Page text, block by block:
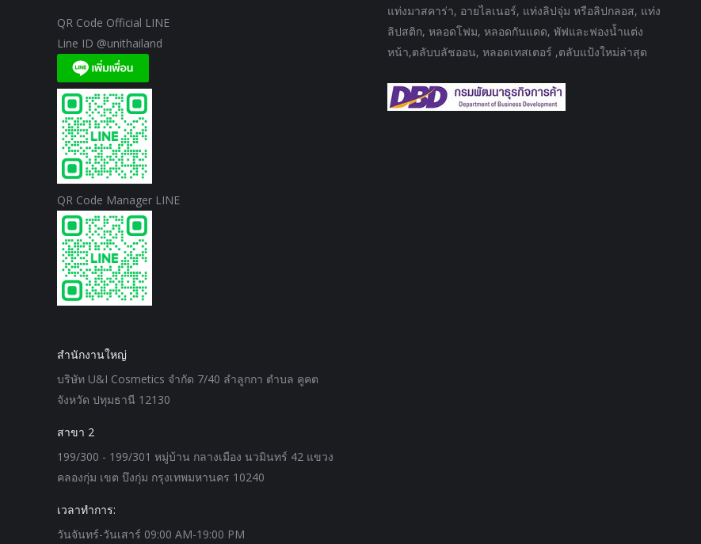
QR Code Official LINE
Line ID @unithailand
QR Code Manager LINE
สำนักงานใหญ่
บริษัท U&I Cosmetics จำกัด 7/40 ลำลูกกา ตำบล คูคต
จังหวัด ปทุมธานี 12130
สาขา 2
199/300 - 199/301 หมู่บ้าน กลางเมือง นวมินทร์ 42 แขวง
คลองกุ่ม เขต บึงกุ่ม กรุงเทพมหานคร 10240
เวลาทำการ:
วันจันทร์-วันเสาร์ 09:00 AM-19:00 PM
แท่งมาสคาร่า, อายไลเนอร์, แท่งลิปจุ่ม หรือลิปกลอส, แท่ง
ลิปสติก, หลอดโฟม, หลอดกันแดด, พัฟและฟองน้ำแต่ง
หน้า,ตลับบลัชออน, หลอดเทสเตอร์ ,ตลับแป้งใหม่ล่าสุด